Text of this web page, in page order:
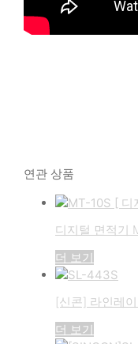
연관 상품
디지털 면적기
더 보기
[신콘] 라인레
더 보기